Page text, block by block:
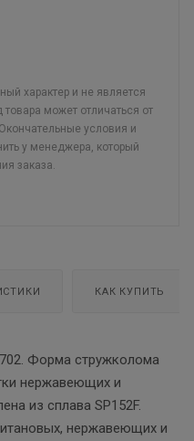
характер и не является
может отличаться от
условия и
у менеджера, который
заказа.
КАК КУПИТЬ
Форма стружколома
нержавеющих и
из сплава SP152F.
нержавеющих и